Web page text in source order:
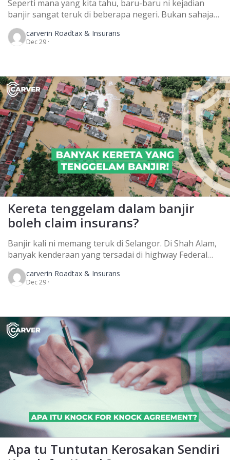
Seperti mana yang kita tahu, baru-baru ni kejadian
banjir sangat teruk di beberapa negeri. Bukan sahaja
kereta, rumah dan harta benda yang rosak, nyawa juga
turut terkorban. Ada mangsa banjir yang terpaksa
duduk di atas bumbung selama 3 hari sebelum bantuan
carverin Roadtax & Insurans
Dec 29 ·
Kereta tenggelam dalam banjir
boleh claim insurans?
Banjir kali ni memang teruk di Selangor. Di Shah Alam,
banyak kenderaan yang tersadai di highway Federal
dan di kawasan Seksyen 13. Boleh ke pemilik kereta
yang tenggelam banjir ni nak claim dari syarikat
insurans? Air naik sehingga paras dada dan ramai
carverin Roadtax & Insurans
Dec 29 ·
Apa tu Tuntutan Kerosakan Sendiri